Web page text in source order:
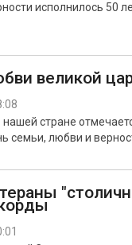
исполнилось 50
великой
стране
семьи, любви и